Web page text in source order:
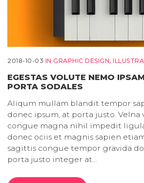
2018-10-03 IN GRAPHIC DESIGN,
EGESTAS VOLUTE NEMO
PORTA SODALES
Aliqum mullam blandit tempor
donec ipsum, at porta justo. Velna
congue magna nihil impedit
donec ociis et magnis sapien
sagittis congue tempor gravida
porta justo integer at…